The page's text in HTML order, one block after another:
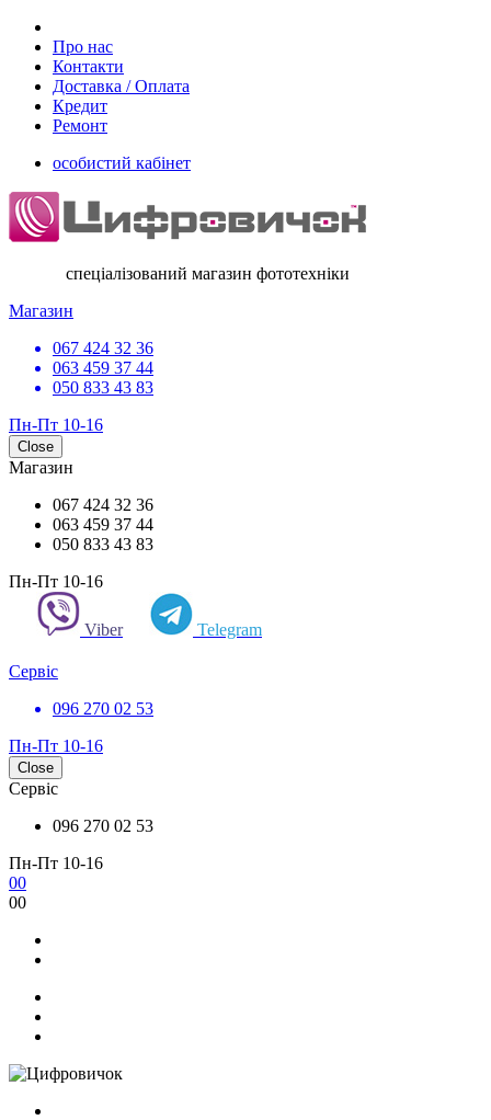
Про нас
Контакти
Доставка / Оплата
Кредит
Ремонт
особистий кабінет
спеціалізований магазин фототехніки
Магазин
067 424 32 36
063 459 37 44
050 833 43 83
Пн-Пт 10-16
Close
Магазин
067 424 32 36
063 459 37 44
050 833 43 83
Пн-Пт 10-16
Viber Telegram
Сервіс
096 270 02 53
Пн-Пт 10-16
Close
Сервіс
096 270 02 53
Пн-Пт 10-16
00
00